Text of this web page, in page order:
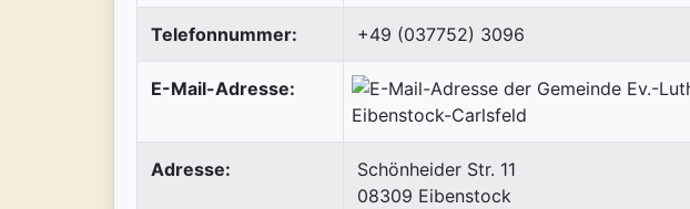
Telefonnummer: +49 (037752) 3096
E-Mail-Adresse:
Adresse:
Schönheider Str. 11
08309 Eibenstock